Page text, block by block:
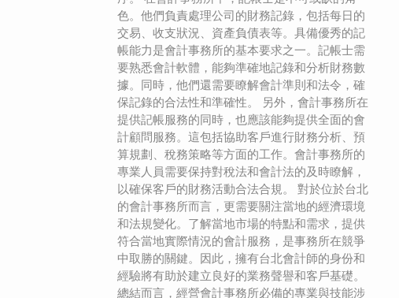
色。他們負責處理公司的財務記錄，包括每日的
交易、收支狀況、資產負債表等。具備優秀的記
帳能力是會計事務所的基本要求之一。記帳士需
要熟悉會計軟體，能夠準確地記錄和分析財務數
據。同時，他們還需要瞭解會計準則和法令，確
保記錄的合法性和準確性。 另外，會計事務所在
提供記帳服務的同時，也應該能夠提供全面的會
計顧問服務。這包括協助客戶進行財務分析、預
算規劃、稅務策略等方面的工作。會計事務所的
專業人員需要保持對稅法和會計法的及時瞭解，
以確保客戶的財務活動合法合規。 對於位於台北
的會計事務所而言，更需要關注當地的經濟環境
和法規變化。了解當地市場的特點和需求，提供
符合當地實際情況的會計服務，是事務所在競爭
中取勝的關鍵。因此，擁有台北會計師的身份和
經驗將有助於建立良好的業務聲譽和客戶基礎。
總結而言，經營會計事務所必備的專業與技能涉